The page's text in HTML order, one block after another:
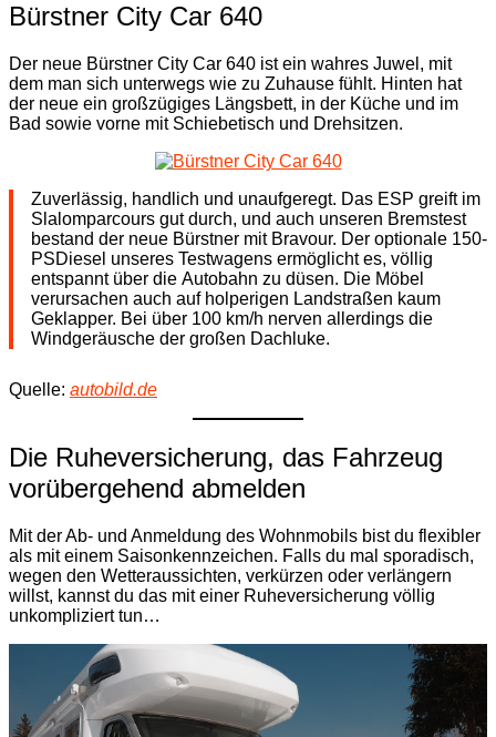
Bürstner City Car 640
Der neue Bürstner City Car 640 ist ein wahres Juwel, mit
dem man sich unterwegs wie zu Zuhause fühlt. Hinten hat
der neue ein großzügiges Längsbett, in der Küche und im
Bad sowie vorne mit Schiebetisch und Drehsitzen.
Zuverlässig, handlich und unaufgeregt. Das ESP greift im
Slalomparcours gut durch, und auch unseren Bremstest
bestand der neue Bürstner mit Bravour. Der optionale 150-
PSDiesel unseres Testwagens ermöglicht es, völlig
entspannt über die Autobahn zu düsen. Die Möbel
verursachen auch auf holperigen Landstraßen kaum
Geklapper. Bei über 100 km/h nerven allerdings die
Windgeräusche der großen Dachluke.
Quelle: autobild.de
Die Ruheversicherung, das Fahrzeug
vorübergehend abmelden
Mit der Ab- und Anmeldung des Wohnmobils bist du flexibler
als mit einem Saisonkennzeichen. Falls du mal sporadisch,
wegen den Wetteraussichten, verkürzen oder verlängern
willst, kannst du das mit einer Ruheversicherung völlig
unkompliziert tun…